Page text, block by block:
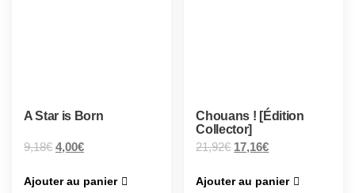
A Star is Born
9,18€ 4,00€
Ajouter au panier
Chouans ! [Édition
Collector]
21,92€ 17,16€
Ajouter au panier